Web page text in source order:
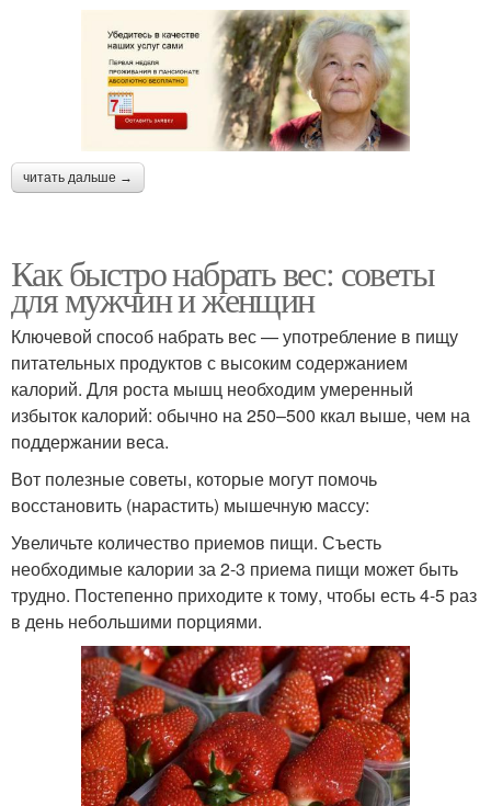
читать дальше →
Как быстро набрать вес: советы
для мужчин и женщин
Ключевой способ набрать вес — употребление в пищу
питательных продуктов с высоким содержанием
калорий. Для роста мышц необходим умеренный
избыток калорий: обычно на 250–500 ккал выше, чем на
поддержании веса.
Вот полезные советы, которые могут помочь
восстановить (нарастить) мышечную массу:
Увеличьте количество приемов пищи. Съесть
необходимые калории за 2-3 приема пищи может быть
трудно. Постепенно приходите к тому, чтобы есть 4-5 раз
в день небольшими порциями.